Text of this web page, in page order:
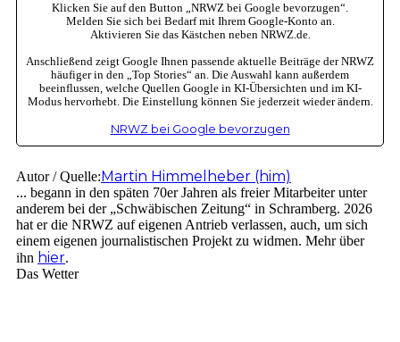
Klicken Sie auf den Button „NRWZ bei Google bevorzugen“.
Melden Sie sich bei Bedarf mit Ihrem Google-Konto an.
Aktivieren Sie das Kästchen neben NRWZ.de.
Anschließend zeigt Google Ihnen passende aktuelle Beiträge der NRWZ
häufiger in den „Top Stories“ an. Die Auswahl kann außerdem
beeinflussen, welche Quellen Google in KI-Übersichten und im KI-
Modus hervorhebt. Die Einstellung können Sie jederzeit wieder ändern.
NRWZ bei Google bevorzugen
Autor / Quelle:Martin Himmelheber (him)
... begann in den späten 70er Jahren als freier Mitarbeiter unter
anderem bei der „Schwäbischen Zeitung“ in Schramberg. 2026
hat er die NRWZ auf eigenen Antrieb verlassen, auch, um sich
einem eigenen journalistischen Projekt zu widmen. Mehr über
ihn hier.
Das Wetter